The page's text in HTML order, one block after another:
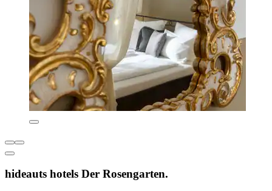
hideauts hotels Der Rosengarten.